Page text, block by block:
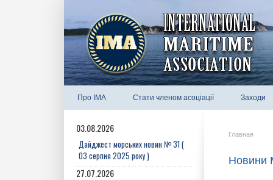
Про IMA Стати членом асоціації Заходи
03.08.2026
Дайджест морських новин № 31 (
03 серпня 2025 року )
27.07.2026
Главная
Новини